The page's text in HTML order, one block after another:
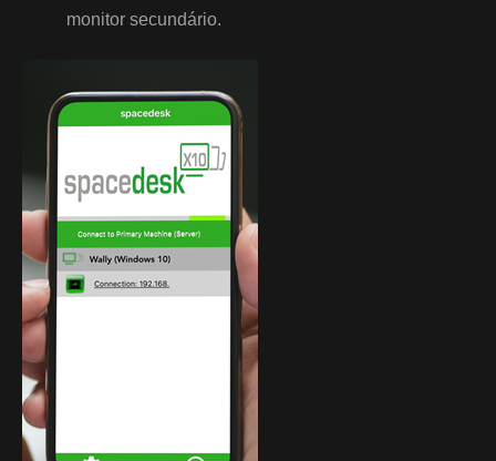
monitor secundário.